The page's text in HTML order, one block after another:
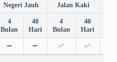
Negeri Jauh Jalan Kaki
4
Bulan
40
Hari
4
Bulan
40
Hari
➖ ➖ ✅ ✅